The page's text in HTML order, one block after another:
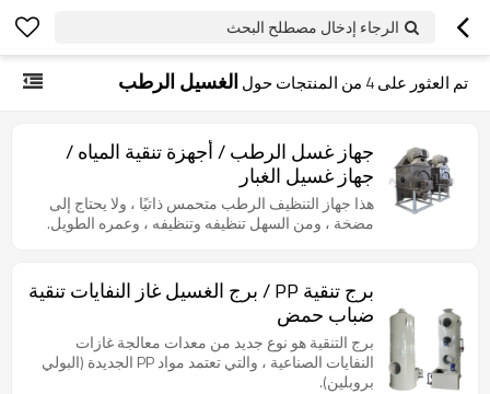
الرجاء إدخال مصطلح البحث
تم العثور على4 من المنتجات حول الغسيل الرطب
جهاز غسل الرطب / أجهزة تنقية المياه /
جهاز غسيل الغبار
هذا جهاز التنظيف الرطب متحمس ذاتيًا ، ولا يحتاج إلى
مضخة ، ومن السهل تنظيفه وتنظيفه ، وعمره الطويل.
برج تنقية PP / برج الغسيل غاز النفايات تنقية
ضباب حمض
برج التنقية هو نوع جديد من معدات معالجة غازات
النفايات الصناعية ، والتي تعتمد مواد PP الجديدة (البولي
بروبلين).